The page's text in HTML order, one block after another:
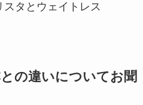
タとウェイトレス
の違いについてお聞